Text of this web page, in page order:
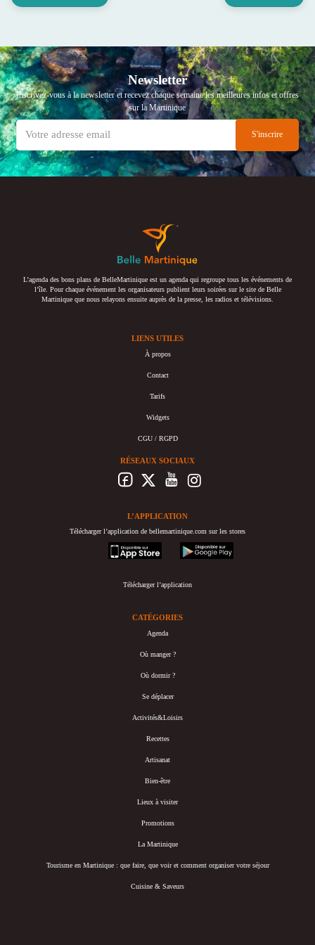
Newsletter
Inscrivez-vous à la newsletter et recevez chaque semaine les meilleures infos et offres
sur la Martinique
L’agenda des bons plans de BelleMartinique est un agenda qui regroupe tous les événements de
l’île. Pour chaque événement les organisateurs publient leurs soirées sur le site de Belle
Martinique que nous relayons ensuite auprès de la presse, les radios et télévisions.
LIENS UTILES
À propos
Contact
Tarifs
Widgets
CGU / RGPD
RÉSEAUX SOCIAUX
L’APPLICATION
Télécharger l’application de bellemartinique.com sur les stores
appstore
googleplay
Télécharger l’application
CATÉGORIES
Agenda
Où manger ?
Où dormir ?
Se déplacer
Activités&Loisirs
Recettes
Artisanat
Bien-être
Lieux à visiter
Promotions
La Martinique
Tourisme en Martinique : que faire, que voir et comment organiser votre séjour
Cuisine & Saveurs